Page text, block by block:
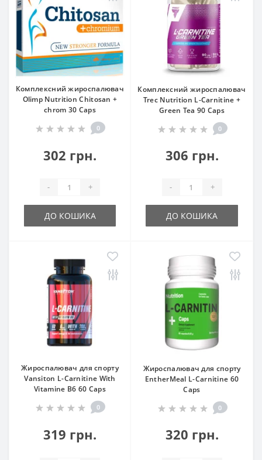
Комплексний жироспалювач
Olimp Nutrition Chitosan +
chrom 30 Caps
0
302 грн.
- +
ДО КОШИКА
Комплексний жироспалювач
Trec Nutrition L-Carnitine +
Green Tea 90 Caps
0
306 грн.
- +
ДО КОШИКА
Жироспалювач для спорту
Vansiton L-Carnitine With
Vitamine B6 60 Caps
0
319 грн.
Жироспалювач для спорту
EntherMeal L-Carnitine 60
Caps
0
320 грн.